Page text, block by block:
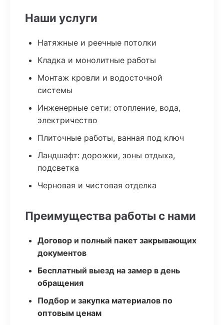
Наши услуги
Натяжные и реечные потолки
Кладка и монолитные работы
Монтаж кровли и водосточной
системы
Инженерные сети: отопление, вода,
электричество
Плиточные работы, ванная под ключ
Ландшафт: дорожки, зоны отдыха,
подсветка
Черновая и чистовая отделка
Преимущества работы с нами
Договор и полный пакет закрывающих
документов
Бесплатный выезд на замер в день
обращения
Подбор и закупка материалов по
оптовым ценам